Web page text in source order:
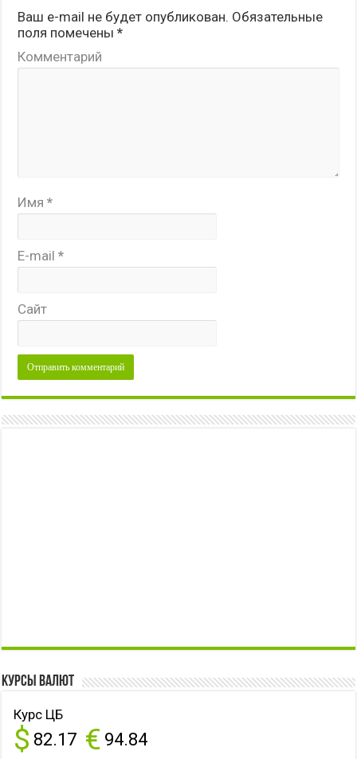
Ваш e-mail не будет опубликован. Обязательные
поля помечены*
Комментарий
Имя*
E-mail*
Сайт
Курсы валют
Курс ЦБ
$ 82.17 € 94.84